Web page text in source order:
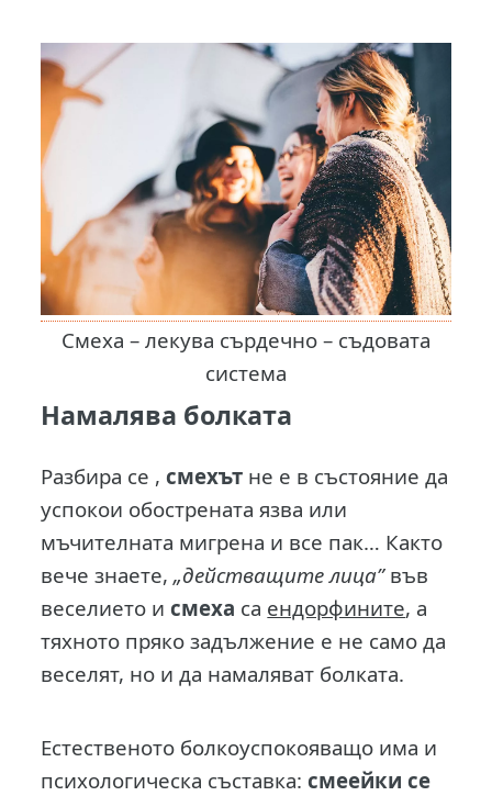
Смеха – лекува сърдечно – съдовата
система
Намалява болката
Разбира се ,смехът не е в състояние да
успокои обострената язва или
мъчителната мигрена и все пак… Както
вече знаете,„действащите лица”във
веселието исмеха са ендорфините, а
тяхното пряко задължение е не само да
веселят, но и да намаляват болката.
Естественото болкоуспокояващо има и
психологическа съставка:смеейки се